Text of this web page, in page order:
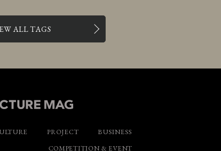
ALL TAGS
PROJECT
BUSINESS
COMPETITION & EVENT